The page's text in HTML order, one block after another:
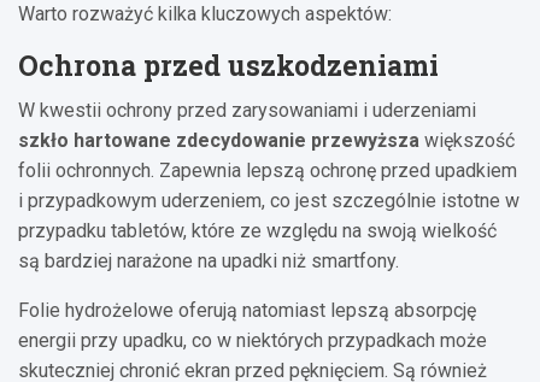
Warto rozważyć kilka kluczowych aspektów:
Ochrona przed uszkodzeniami
W kwestii ochrony przed zarysowaniami i uderzeniami
szkło hartowane zdecydowanie przewyższa większość
folii ochronnych. Zapewnia lepszą ochronę przed upadkiem
i przypadkowym uderzeniem, co jest szczególnie istotne w
przypadku tabletów, które ze względu na swoją wielkość
są bardziej narażone na upadki niż smartfony.
Folie hydrożelowe oferują natomiast lepszą absorpcję
energii przy upadku, co w niektórych przypadkach może
skuteczniej chronić ekran przed pęknięciem. Są również